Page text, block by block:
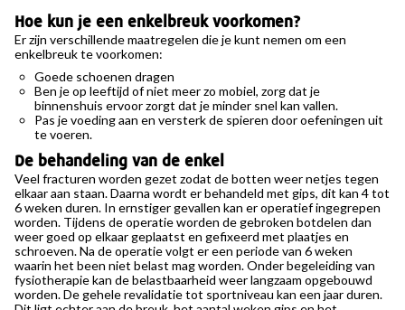
Hoe kun je een enkelbreuk voorkomen?
Er zijn verschillende maatregelen die je kunt nemen om een
enkelbreuk te voorkomen:
Goede schoenen dragen
Ben je op leeftijd of niet meer zo mobiel, zorg dat je
binnenshuis ervoor zorgt dat je minder snel kan vallen.
Pas je voeding aan en versterk de spieren door oefeningen uit
te voeren.
De behandeling van de enkel
Veel fracturen worden gezet zodat de botten weer netjes tegen
elkaar aan staan. Daarna wordt er behandeld met gips, dit kan 4 tot
6 weken duren. In ernstiger gevallen kan er operatief ingegrepen
worden. Tijdens de operatie worden de gebroken botdelen dan
weer goed op elkaar geplaatst en gefixeerd met plaatjes en
schroeven. Na de operatie volgt er een periode van 6 weken
waarin het been niet belast mag worden. Onder begeleiding van
fysiotherapie kan de belastbaarheid weer langzaam opgebouwd
worden. De gehele revalidatie tot sportniveau kan een jaar duren.